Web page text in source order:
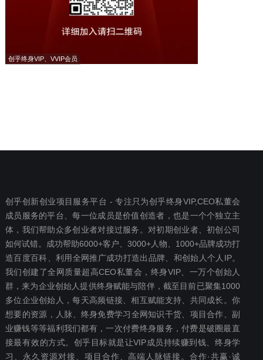
创乎终身VIP、VVIP会员
创乎创新创业项目服务平台 - 专注只为创乎终身VIP,CEO私董会
成员服务的平台、每一位成员是价值创造者，也是一个个独立主
体，我们帮助众多创业者对接过服务。对初期创业者、初创公司
如何试错。成功帮助6000+客户、3000+人物、1000+品牌成功打
造百度百科、利用全网推广成功打造出品牌、和创始人个人IP。
我们创建了全网质量超高CEO私董会，终身VIP、一万个创始人
群，来为企业创始人提供终身赋能与陪伴，截至目前已聚集1000
多位企业创始人，每天高频链接、相互赋能支持、共同成长。你
想要‬的资源，人脉、终身免费学习全网知识干货、项目合作、副
业赚钱等等福利我们都‬有，一次付费终‬身服务，付费是破圈最‬直
接最有效‬的方式。创乎目标就是让VIP成员持续赚到钱、终身学
习、永久资源对接、项目合作、高端人脉链接。合作·共赢·诚